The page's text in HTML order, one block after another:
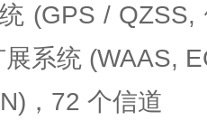
(GPS /
系统 (WAAS,
，72 个信道